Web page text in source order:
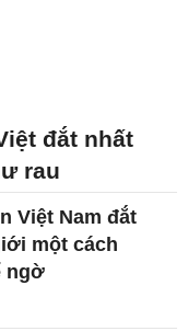
đắt nhất
rau
Việt Nam đắt
một cách
ngờ